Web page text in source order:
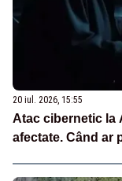
20 iul. 2026, 15:55
Atac cibernetic la
afectate. Când ar